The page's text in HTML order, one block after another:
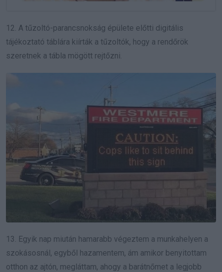
12. A tűzoltó-parancsnokság épülete előtti digitális
tájékoztató táblára kiírták a tűzoltók, hogy a rendőrök
szeretnek a tábla mögött rejtőzni.
13. Egyik nap miután hamarabb végeztem a munkahelyen a
szokásosnál, egyből hazamentem, ám amikor benyitottam
otthon az ajtón, megláttam, ahogy a barátnőmet a legjobb